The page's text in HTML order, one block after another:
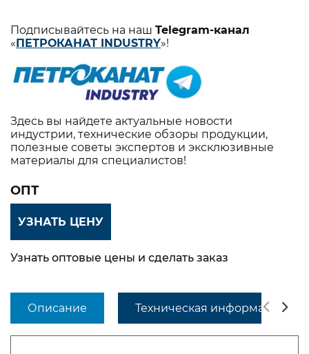
Подписывайтесь на наш Telegram-канал
«ПЕТРОКАНАТ INDUSTRY»!
Здесь вы найдете актуальные новости
индустрии, технические обзоры продукции,
полезные советы экспертов и эксклюзивные
материалы для специалистов!
ОПТ
УЗНАТЬ ЦЕНУ
Узнать оптовые цены и сделать заказ
Описание Техническая информация